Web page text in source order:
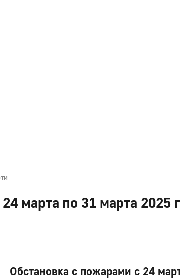
марта по 31 марта 2025
Обстановка с пожарами с 24